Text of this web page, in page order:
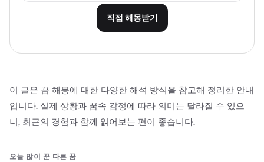
직접 해몽받기
이 글은 꿈 해몽에 대한 다양한 해석 방식을 참고해 정리한 안내
입니다. 실제 상황과 꿈속 감정에 따라 의미는 달라질 수 있으
니, 최근의 경험과 함께 읽어보는 편이 좋습니다.
오늘 많이 꾼 다른 꿈